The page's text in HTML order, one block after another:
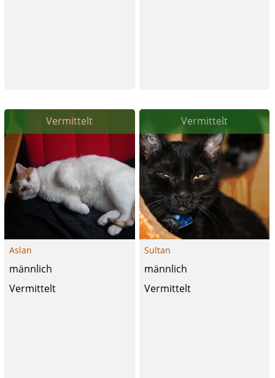
Vermittelt
Aslan
männlich
Vermittelt
Vermittelt
Sultan
männlich
Vermittelt